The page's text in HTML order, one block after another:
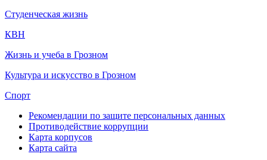
Студенческая жизнь
КВН
Жизнь и учеба в Грозном
Культура и искусство в Грозном
Спорт
Рекомендации по защите персональных данных
Противодействие коррупции
Карта корпусов
Карта сайта